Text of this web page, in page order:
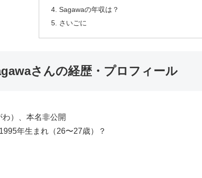
Sagawaの年収は？
さいごに
さんの経歴・プロフィール
）、本名非公開
年生まれ（26〜27歳）？